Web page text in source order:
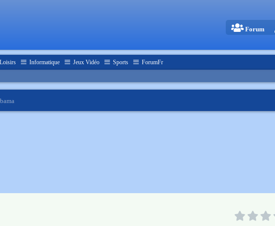
Forum
Loisirs Informatique Jeux Vidéo Sports ForumFr